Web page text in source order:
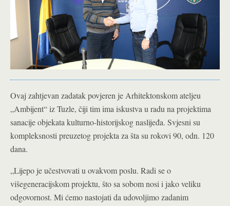
Ovaj zahtjevan zadatak povjeren je Arhitektonskom ateljeu
„Ambijent“ iz Tuzle, čiji tim ima iskustva u radu na projektima
sanacije objekata kulturno-historijskog naslijeđa. Svjesni su
kompleksnosti preuzetog projekta za šta su rokovi 90, odn. 120
dana.
„Lijepo je učestvovati u ovakvom poslu. Radi se o
višegeneracijskom projektu, što sa sobom nosi i jako veliku
odgovornost. Mi ćemo nastojati da udovoljimo zadanim